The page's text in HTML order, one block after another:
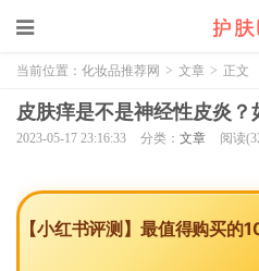
当前位置： 化妆品推荐网 > 文章 > 正文
皮肤痒是不是神经性皮炎？
2023-05-17 23:16:33 分类： 文章 阅读
【小红书评测】最值得购买的